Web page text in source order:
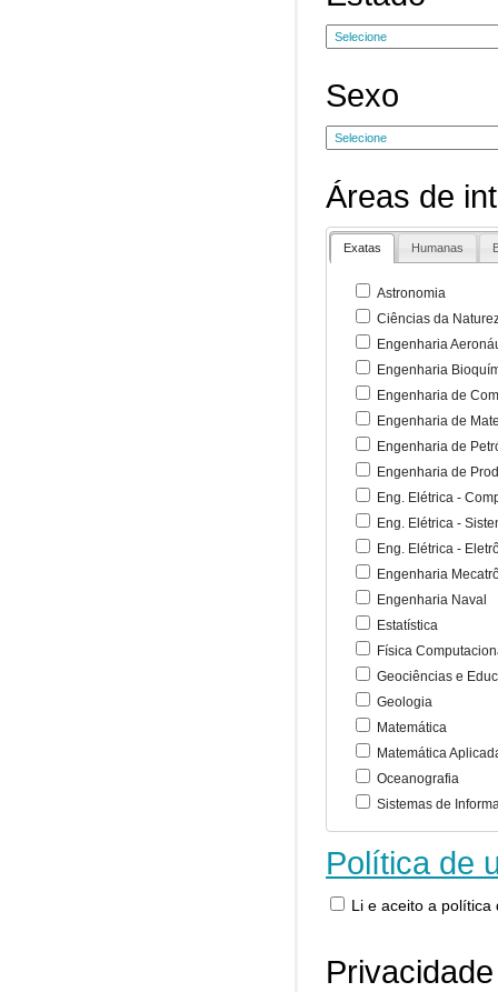
Sexo
Áreas de
Exatas Humanas
Astronomia
Ciências da
Engenharia
Engenharia
Engenharia de
Engenharia de
Engenharia de
Engenharia de
Eng. Elétrica -
Eng. Elétrica -
Eng. Elétrica -
Engenharia
Engenharia Naval
Estatística
Física
Geociências e
Geologia
Matemática
Matemática
Oceanografia
Sistemas de
Política de
Li e aceito a política